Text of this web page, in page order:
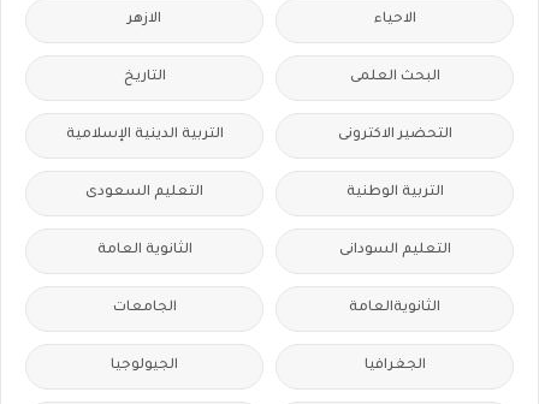
الاحياء الازهر
البحث العلمى التاريخ
التحضير الاكترونى التربية الدينية الإسلامية
التربية الوطنية التعليم السعودى
التعليم السودانى الثانوية العامة
الثانويةالعامة الجامعات
الجغرافيا الجيولوجيا